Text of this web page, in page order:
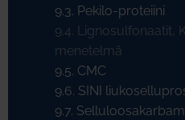
9.3. Pekilo-proteiini
9.4. Lignosulfonaatit,
menetelmä
9.5. CMC
9.6. SINI
9.7.